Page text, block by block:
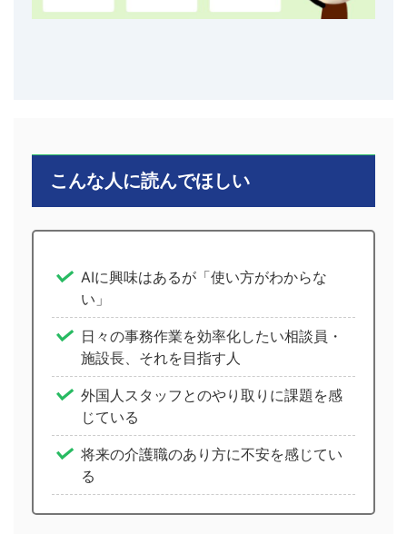
こんな人に読んでほしい
AIに興味はあるが「使い方がわからな
い」
日々の事務作業を効率化したい相談員・
施設長、それを目指す人
外国人スタッフとのやり取りに課題を感
じている
将来の介護職のあり方に不安を感じてい
る